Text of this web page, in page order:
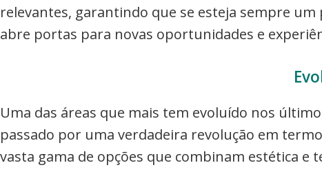
relevantes, garantindo que se esteja sempre
abre portas para novas oportunidades e
Uma das áreas que mais tem evoluído nos
passado por uma verdadeira revolução em
vasta gama de opções que combinam estética e